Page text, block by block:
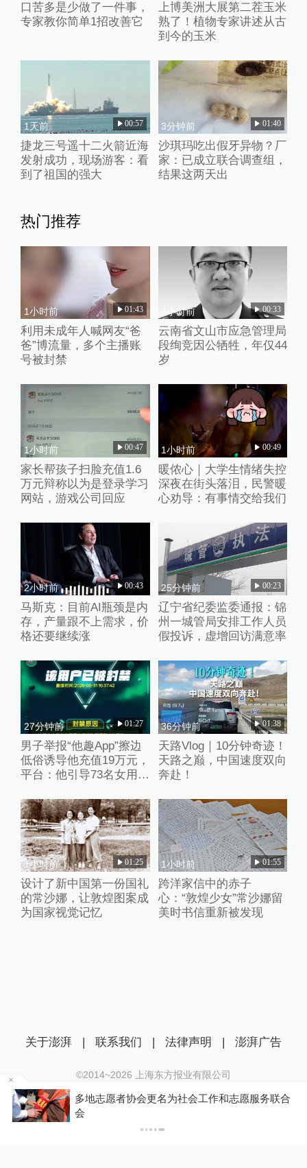
口苦多是少做了一件事，
专家教你简单1招改善它
上博美洲大展第二茬玉米
熟了！植物专家讲述从古
到今的玉米
1天前 00:57
捷龙三号遥十二火箭近海
发射成功，现场游客：看
到了祖国的强大
3分钟前 01:40
沙琪玛吃出假牙异物？厂
家：已成立联合调查组，
结果这两天出
热门推荐
1小时前 01:43
利用未成年人喊网友“爸
爸”博流量，多个主播账
号被封禁
3小时前 00:33
云南省文山市应急管理局
段绚竞因公牺牲，年仅44
岁
1小时前 00:47
家长帮孩子扫脸充值1.6
万元辩称以为是登录学习
网站，游戏公司回应
1小时前 00:49
暖侬心｜大学生情绪失控
深夜在街头落泪，民警暖
心劝导：有事情交给我们
2小时前 00:43
马斯克：目前AI瓶颈是内
存，产量跟不上需求，价
格还要继续涨
25分钟前 00:23
辽宁省纪委监委通报：锦
州一城管局安排工作人员
假投诉，虚增回访满意率
27分钟前 01:27
男子举报“他趣App”擦边
低俗诱导他充值19万元，
平台：他引导73名女用户
36分钟前 01:38
天路Vlog｜10分钟奇迹！
天路之巅，中国速度双向
奔赴！
1小时前 01:25
设计了新中国第一份国礼
的常沙娜，让敦煌图案成
为国家视觉记忆
1小时前 01:55
跨洋家信中的赤子
心：“敦煌少女”常沙娜留
美时书信重新被发现
多地志愿者协会更名为社会工作和志愿服务联合
会
关于澎湃 | 联系我们 | 法律声明 | 澎湃广告
©2014~2026 上海东方报业有限公司
沪ICP证：沪B2-20170116 | 沪ICP备14003370号
互联网新闻信息服务许可证：31120170006
沪公网安备 31010602000299号